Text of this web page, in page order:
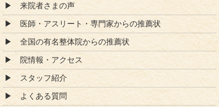
来院者さまの声
医師・アスリート・専門家からの推薦状
全国の有名整体院からの推薦状
院情報・アクセス
スタッフ紹介
よくある質問